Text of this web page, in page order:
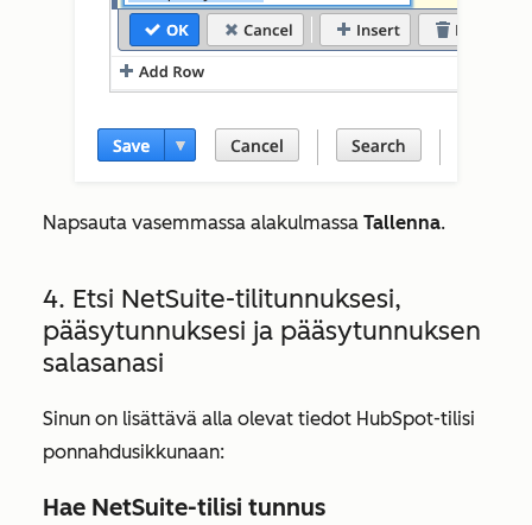
Napsauta vasemmassa alakulmassa Tallenna.
4. Etsi NetSuite-tilitunnuksesi,
pääsytunnuksesi ja pääsytunnuksen
salasanasi
Sinun on lisättävä alla olevat tiedot HubSpot-tilisi
ponnahdusikkunaan:
Hae NetSuite-tilisi tunnus